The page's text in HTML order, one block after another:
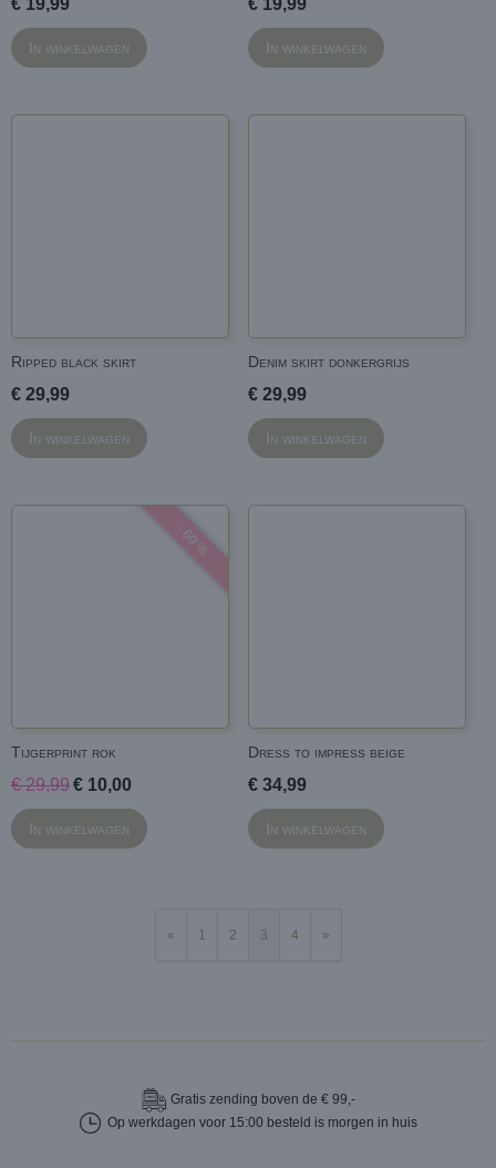
€ 19,99
In winkelwagen
€ 19,99
In winkelwagen
Ripped black skirt
€ 29,99
In winkelwagen
Denim skirt donkergrijs
€ 29,99
In winkelwagen
- 60 %
Tijgerprint rok
€ 29,99€ 10,00
In winkelwagen
Dress to impress beige
€ 34,99
In winkelwagen
« 1 2 3 4 »
Gratiszending boven de € 99,-
Op werkdagen voor 15:00 besteld is morgen in huis